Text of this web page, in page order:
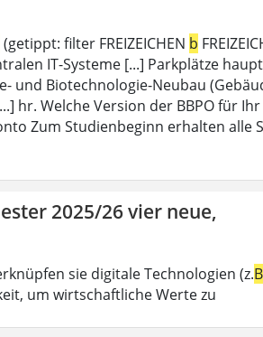
(getippt: filter FREIZEICHEN b
IT-Systeme [...] Parkplätze
und Biotechnologie-Neubau
hr. Welche Version der BBPO für
Zum Studienbeginn erhalten alle
2025/26 vier neue,
sie digitale Technologien (z.B
um wirtschaftliche Werte zu